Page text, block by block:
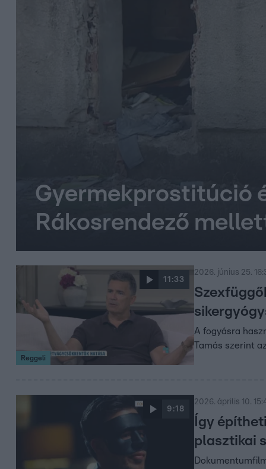
Gyermekprostitúció
Rákosrendező
11:33
Reggeli
2026. június 25.
A fogyásra
Tamás szerint
9:18
2026. április 10.
Így
plasztikai